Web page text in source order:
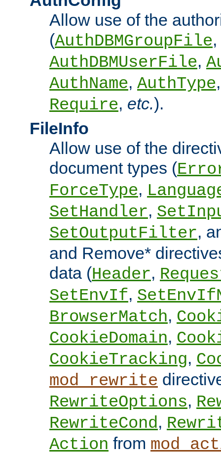
Allow use of the
(AuthDBMGroupFile,
AuthDBMUserFile,
AuthName, AuthType
Require, etc.).
FileInfo
Allow use of the
document types (
ForceType,
SetHandler,
SetOutputFilter,
and Remove*
data (Header,
SetEnvIf,
BrowserMatch,
CookieDomain,
CookieTracking,
mod_rewrite
RewriteOptions,
RewriteCond,
Action from